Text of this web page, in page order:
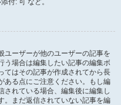
付: 可 など。
ユーザーが他のユーザーの記事を
う場合は編集したい記事の編集ボ
てはその記事が作成されてから長
ある点にご注意ください。もし編
されている場合、編集後に編集し
。まだ返信されていない記事を編